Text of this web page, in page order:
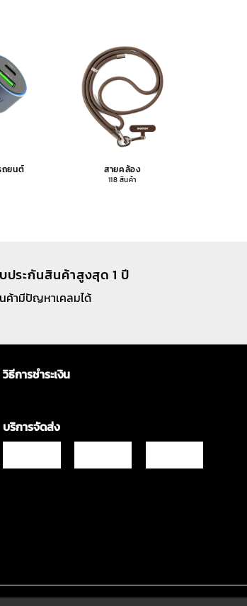
ถยนต์ สายคล้อง
118 สินค้า
ประกันสินค้าสูงสุด 1 ปี
ค้ามีปัญหาเคลมได้
วิธีการชำระเงิน
บริการจัดส่ง